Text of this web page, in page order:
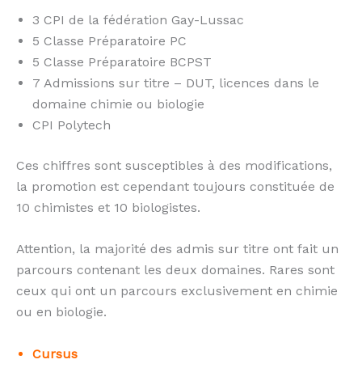
3 CPI de la fédération Gay-Lussac
5 Classe Préparatoire PC
5 Classe Préparatoire BCPST
7 Admissions sur titre – DUT, licences dans le
domaine chimie ou biologie
CPI Polytech
Ces chiffres sont susceptibles à des modifications,
la promotion est cependant toujours constituée de
10 chimistes et 10 biologistes.
Attention, la majorité des admis sur titre ont fait un
parcours contenant les deux domaines. Rares sont
ceux qui ont un parcours exclusivement en chimie
ou en biologie.
Cursus